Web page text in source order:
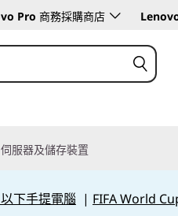
Pro 商務採購商店
伺服器及儲存裝置
下手提電腦 | FIFA World